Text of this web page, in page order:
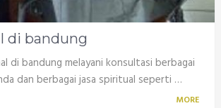
di bandung
di bandung melayani konsultasi berbagai
dan berbagai jasa spiritual seperti …
MORE